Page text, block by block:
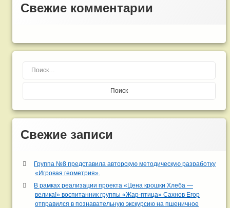
Свежие комментарии
Свежие записи
Группа №8 представила авторскую методическую разработку
«Игровая геометрия».
В рамках реализации проекта «Цена крошки Хлеба —
велика!» воспитанник группы «Жар-птица» Сахнов Егор
отправился в познавательную экскурсию на пшеничное